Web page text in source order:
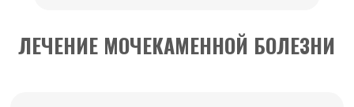
ЛЕЧЕНИЕ МОЧЕКАМЕННОЙ БОЛЕЗНИ